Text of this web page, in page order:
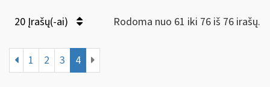
20 Įrašų(-ai) Rodoma nuo 61 iki 76 iš 76 irašų.
1 2 3 4